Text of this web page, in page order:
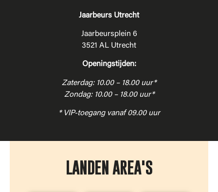
Jaarbeurs Utrecht
Jaarbeursplein 6
3521 AL Utrecht
Openingstijden:
Zaterdag: 10.00 – 18.00 uur*
Zondag: 10.00 – 18.00 uur*
* VIP-toegang vanaf 09.00 uur
LANDEN AREA'S